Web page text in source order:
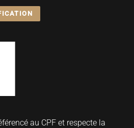
au CPF et respecte la